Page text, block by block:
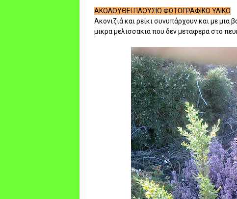
ΑΚΟΛΟΥΘΕΙ ΠΛΟΥΣΙΟ ΦΩΤΟΓΡΑΦΙΚΟ ΥΛΙΚΟ
Ακονιζιά και ρείκι συνυπάρχουν και με μια
μικρα μελισσακια που δεν μεταφερα στο